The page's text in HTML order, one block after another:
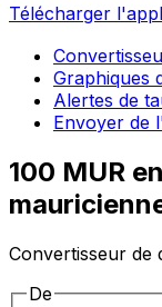
Télécharger
Graphiques
Alertes de
Envoyer de
100 MUR
Convertisseur de
De